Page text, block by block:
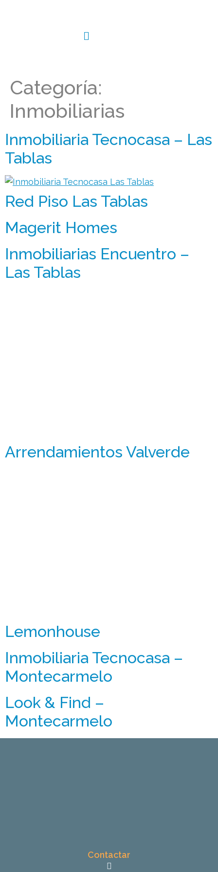
Categoría:
Inmobiliarias
Inmobiliaria Tecnocasa – Las
Tablas
Red Piso Las Tablas
Magerit Homes
Inmobiliarias Encuentro –
Las Tablas
Arrendamientos Valverde
Lemonhouse
Inmobiliaria Tecnocasa –
Montecarmelo
Look & Find –
Montecarmelo
Contactar